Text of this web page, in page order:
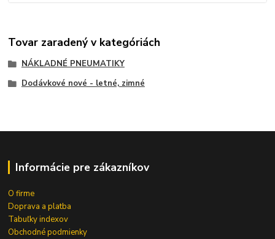
Tovar zaradený v kategóriách
NÁKLADNÉ PNEUMATIKY
Dodávkové nové - letné, zimné
Informácie pre zákazníkov
O firme
Doprava a platba
Tabuľky indexov
Obchodné podmienky